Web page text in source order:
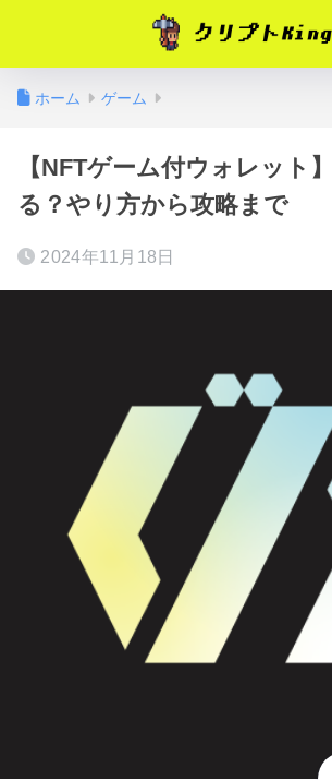
ホーム ゲーム
【NFTゲーム付ウォレット
る？やり方から攻略まで
2024年11月18日